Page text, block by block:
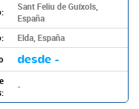
Sant Feliu de Guíxols,
España
Elda, España
desde -
-